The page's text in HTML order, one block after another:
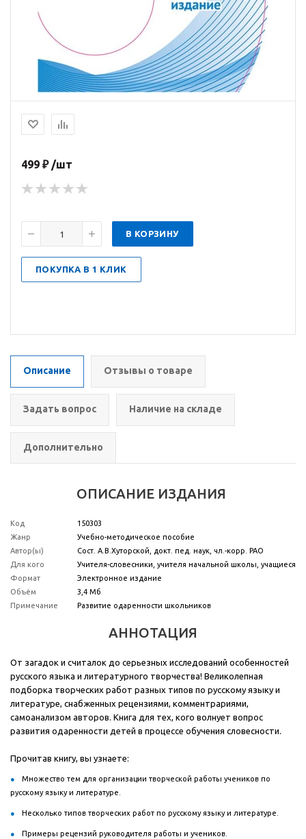
499 ₽ /шт
В КОРЗИНУ
ПОКУПКА В 1 КЛИК
Описание Отзывы о товаре
Задать вопрос Наличие на складе
Дополнительно
ОПИСАНИЕ ИЗДАНИЯ
Код
150303
Жанр
Учебно-методическое пособие
Автор(ы)
Сост. А.В.Хуторской, докт. пед. наук, чл.-корр. РАО
Для кого
Учителя-словесники, учителя начальной школы, учащиеся
Формат
Электронное издание
Объём
3,4 Мб
Примечание
Развитие одаренности школьников
АННОТАЦИЯ
От загадок и считалок до серьезных исследований особенностей
русского языка и литературного творчества! Великолепная
подборка творческих работ разных типов по русскому языку и
литературе, снабженных рецензиями, комментрариями,
самоанализом авторов. Книга для тех, кого волнует вопрос
развития одаренности детей в процессе обучения словесности.
Прочитав книгу, вы узнаете:
Множество тем для организации творческой работы учеников по
русскому языку и литературе.
Несколько типов творческих работ по русскому языку и литературе.
Примеры рецензий руководителя работы и учеников.